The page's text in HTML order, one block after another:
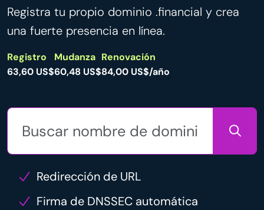
Registra tu propio dominio .financial y crea
una fuerte presencia en línea.
Registro
63,60 US$
Mudanza
60,48 US$
Renovación
84,00 US$/año
Redirección de URL
Firma de DNSSEC automática